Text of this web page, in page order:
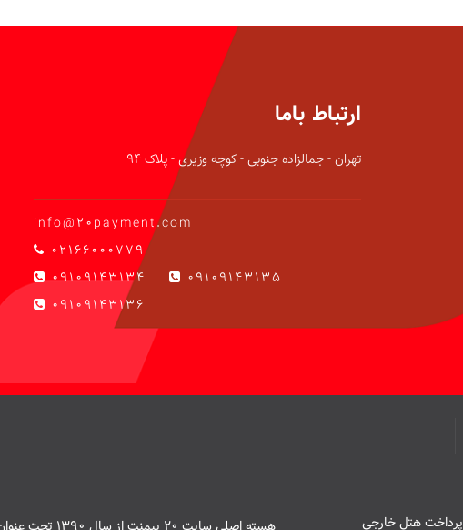
ارتباط باما
تهران - جمالزاده جنوبی - کوچه وزیری - پلاک 94
info@20payment.com
02166000779
09109143134
09109143135
09109143136
پرداخت هتل خارجی